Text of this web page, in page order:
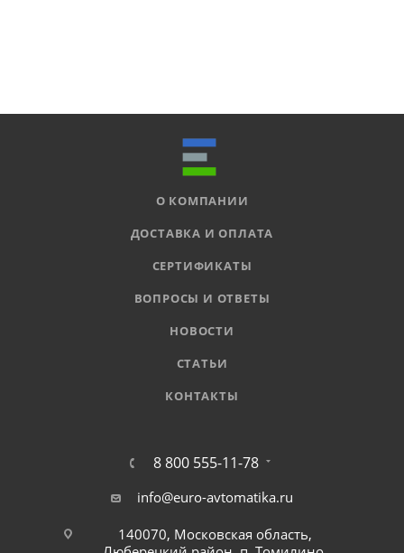
О КОМПАНИИ
ДОСТАВКА И ОПЛАТА
СЕРТИФИКАТЫ
ВОПРОСЫ И ОТВЕТЫ
НОВОСТИ
СТАТЬИ
КОНТАКТЫ
8 800 555-11-78
info@euro-avtomatika.ru
140070, Московская область,